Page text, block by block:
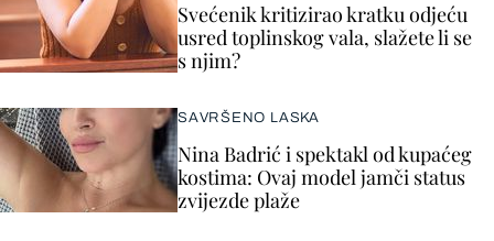
Svećenik kritizirao kratku odjeću
usred toplinskog vala, slažete li se
s njim?
SAVRŠENO LASKA
Nina Badrić i spektakl od kupaćeg
kostima: Ovaj model jamči status
zvijezde plaže